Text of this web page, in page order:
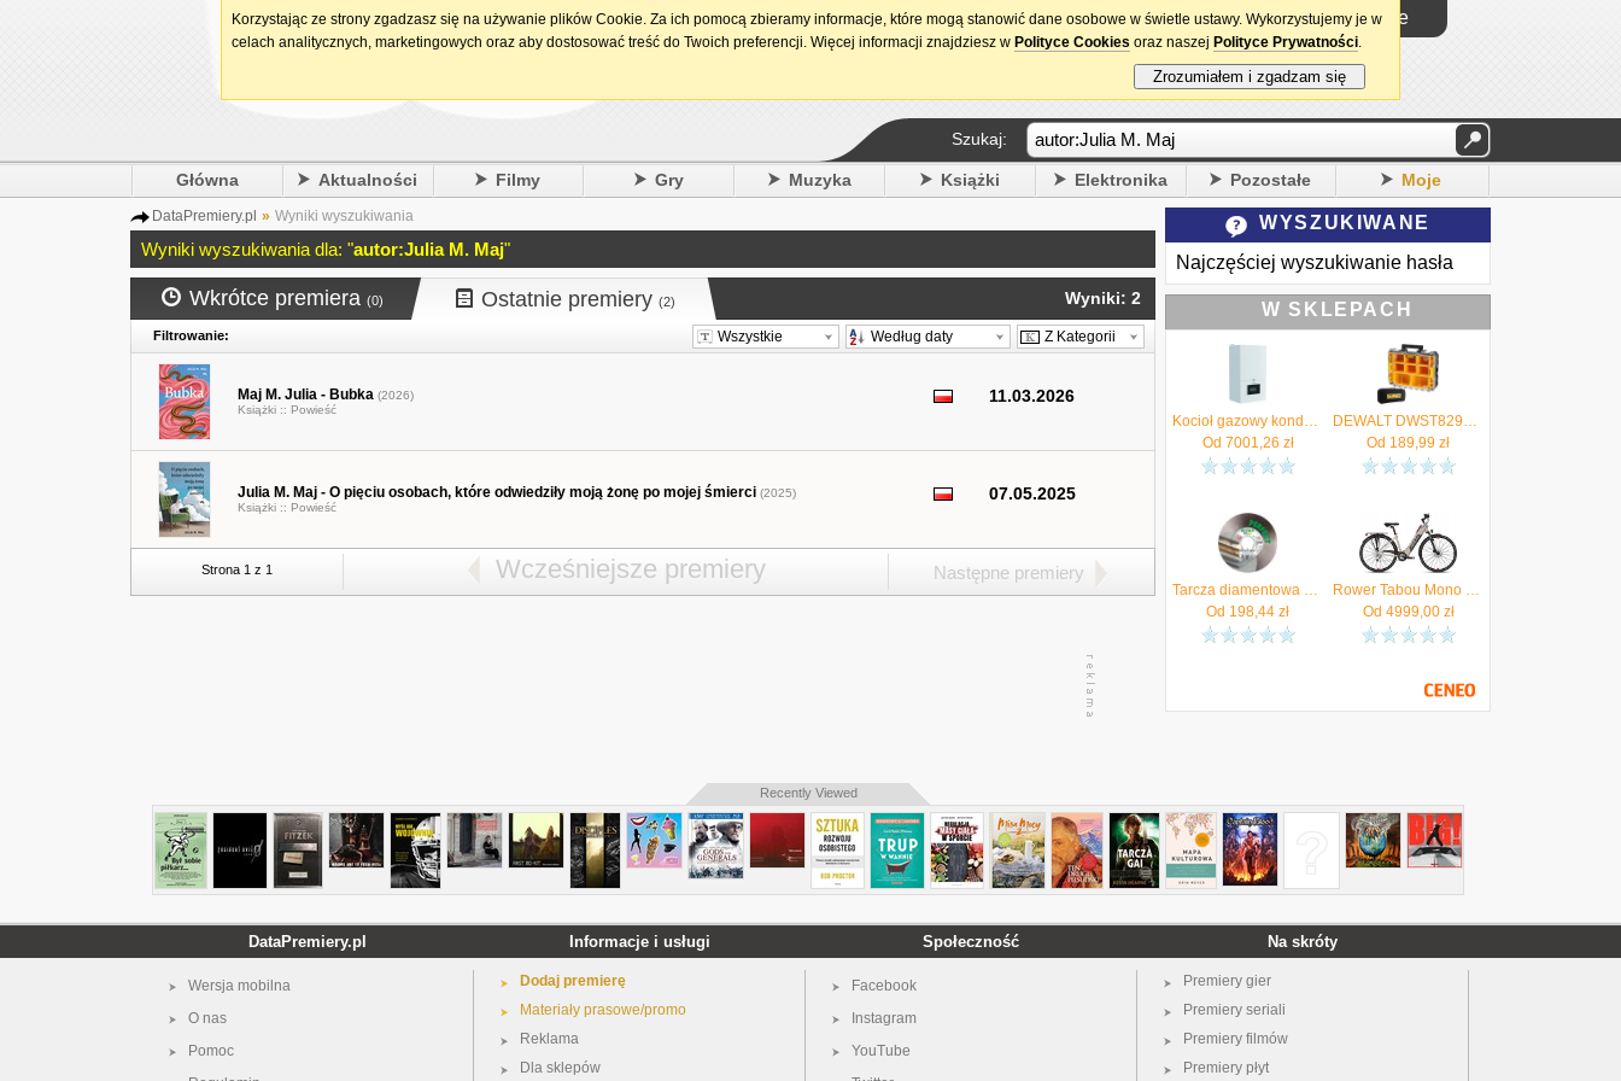
15. urodziny DataPremiery.pl Logowanie
Szukaj:
Główna Aktualności Filmy Gry Muzyka Książki Elektronika Pozostałe Moje
DataPremiery.pl » Wyniki wyszukiwania
Wyniki wyszukiwania dla: "autor:Julia M. Maj"
Wkrótce premiera (0) Ostatnie premiery (2) Wyniki: 2
Filtrowanie: Wszystkie Według daty Z Kategorii
Maj M. Julia - Bubka (2026)
Książki :: Powieść
11.03.2026
Julia M. Maj - O pięciu osobach, które odwiedziły moją żonę po mojej śmierci (2025)
Książki :: Powieść
07.05.2025
Strona 1 z 1 Wcześniejsze premiery Następne premiery
WYSZUKIWANE
Najczęściej wyszukiwanie hasła
W SKLEPACH
Kocioł gazowy kondensacyjny MCR4 19 1funkcyjny De Dietrich Autoryzowany Sprzedawca !! 7857044
Od 7001,26 zł
DEWALT DWST82968-1 Skrzynia Organizer TSTAK V 2.0 + torba narzędziowa - Autoryzowany Dystrybutor
Od 189,99 zł
Tarcza diamentowa do ceramiki, gresu 115 x 22,23mm Distar - Autoryzowany Dystrybutor
Od 198,44 zł
Rower Tabou Mono Up Eco Jr KOŁO 26'' beige/red*AUTORYZOWANY SPRZEDAWCA TABOU*
Od 4999,00zł
Recently Viewed
DataPremiery.pl
Wersja mobilna
O nas
Pomoc
Informacje i usługi
Dodaj premierę
Materiały prasowe/promo
Reklama
Dla sklepów
Społeczność
Facebook
Instagram
YouTube
Na skróty
Premiery gier
Premiery seriali
Premiery filmów
Premiery płyt
Korzystając ze strony zgadzasz się na używanie plików Cookie. Za ich pomocą zbieramy informacje, które mogą stanowić dane osobowe w świetle ustawy. Wykorzystujemy je w
celach analitycznych, marketingowych oraz aby dostosować treść do Twoich preferencji. Więcej informacji znajdziesz w Polityce Cookies oraz naszej Polityce Prywatności.
Zrozumiałem i zgadzam się